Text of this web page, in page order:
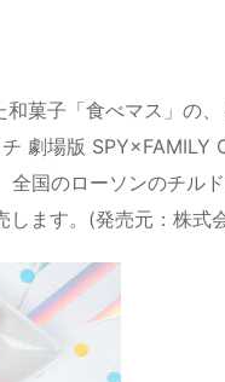
菓子「食べマス」の
チ 劇場版
国のローソンのチル
ます。(発売元：株式